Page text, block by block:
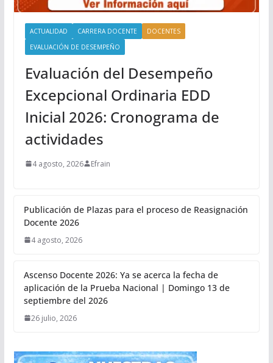
ACTUALIDAD CARRERA DOCENTE
DOCENTES
EVALUACIÓN DE DESEMPEÑO
Evaluación del Desempeño
Excepcional Ordinaria EDD
Inicial 2026: Cronograma de
actividades
4 agosto, 2026 Efrain
Publicación de Plazas para el proceso de Reasignación
Docente 2026
4 agosto, 2026
Ascenso Docente 2026: Ya se acerca la fecha de
aplicación de la Prueba Nacional | Domingo 13 de
septiembre del 2026
26 julio, 2026